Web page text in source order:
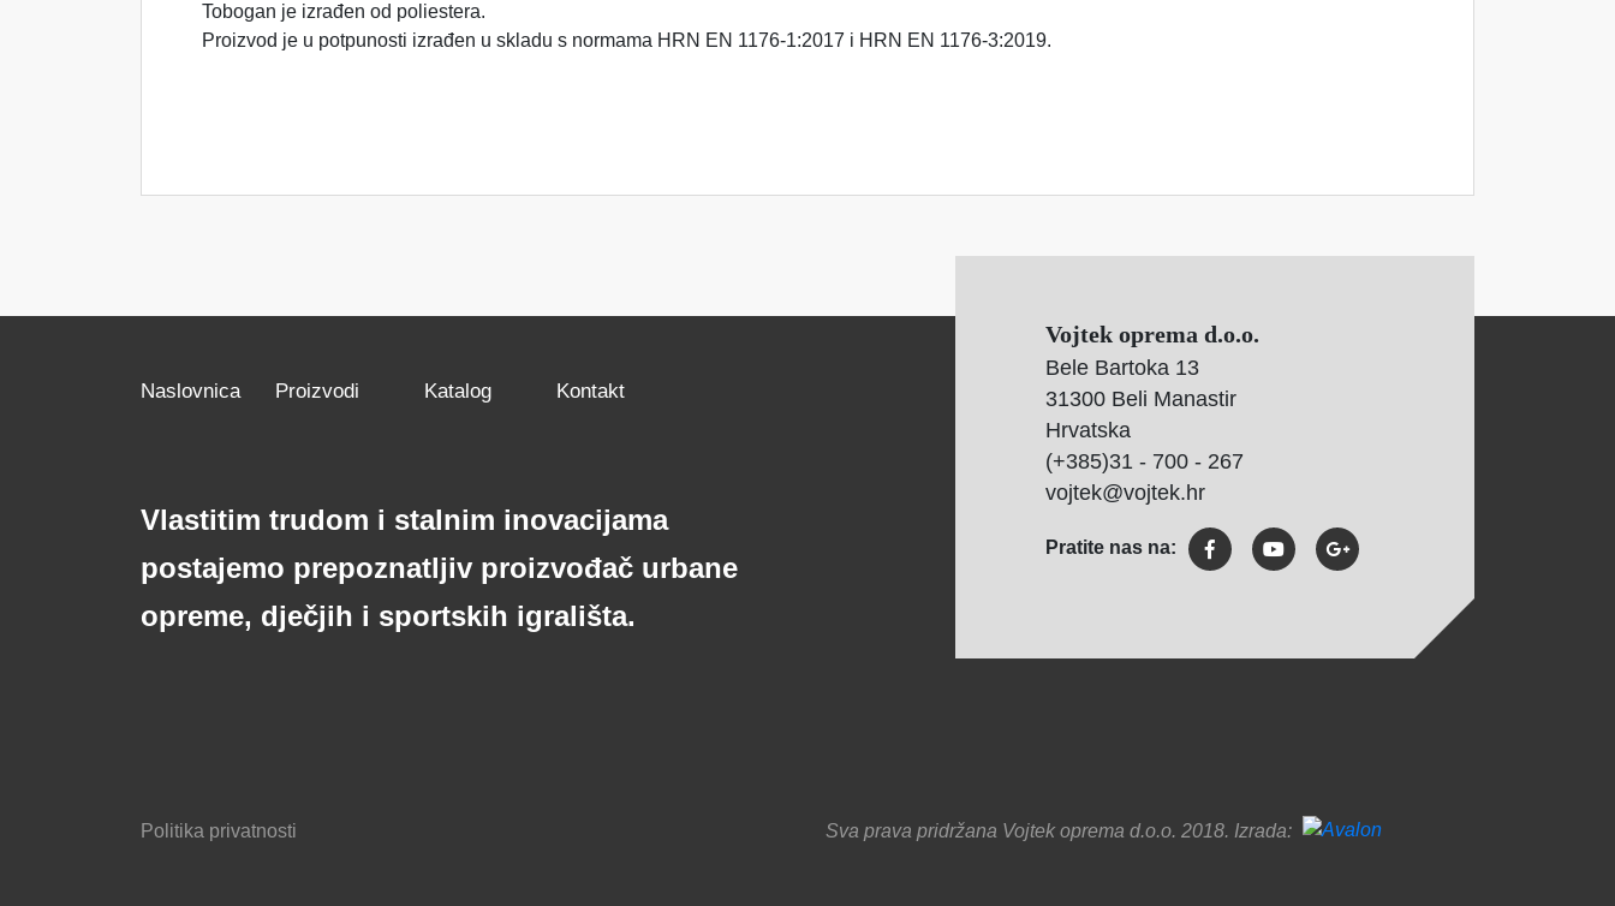
Tobogan je izrađen od poliestera.
Proizvod je u potpunosti izrađen u skladu s normama HRN EN 1176-1:2017 i HRN EN 1176-3:2019.
Naslovnica Proizvodi Katalog Kontakt
Vlastitim trudom i stalnim inovacijama
postajemo prepoznatljiv proizvođač urbane
opreme, dječjih i sportskih igrališta.
Vojtek oprema d.o.o.
Bele Bartoka 13
31300 Beli Manastir
Hrvatska
(+385)31 - 700 - 267
vojtek@vojtek.hr
Pratite nas na:
Politika privatnosti Sva prava pridržana Vojtek oprema d.o.o. 2018. Izrada: